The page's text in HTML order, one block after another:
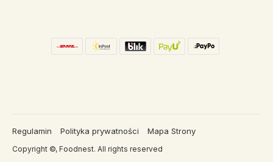
Regulamin Polityka prywatności Mapa Strony
Copyright ©, Foodnest. All rights reserved